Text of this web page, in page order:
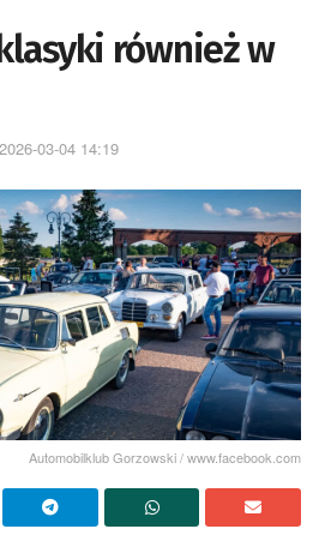
również w
2026-03-04 14:19
Automobilklub Gorzowski / www.facebook.com